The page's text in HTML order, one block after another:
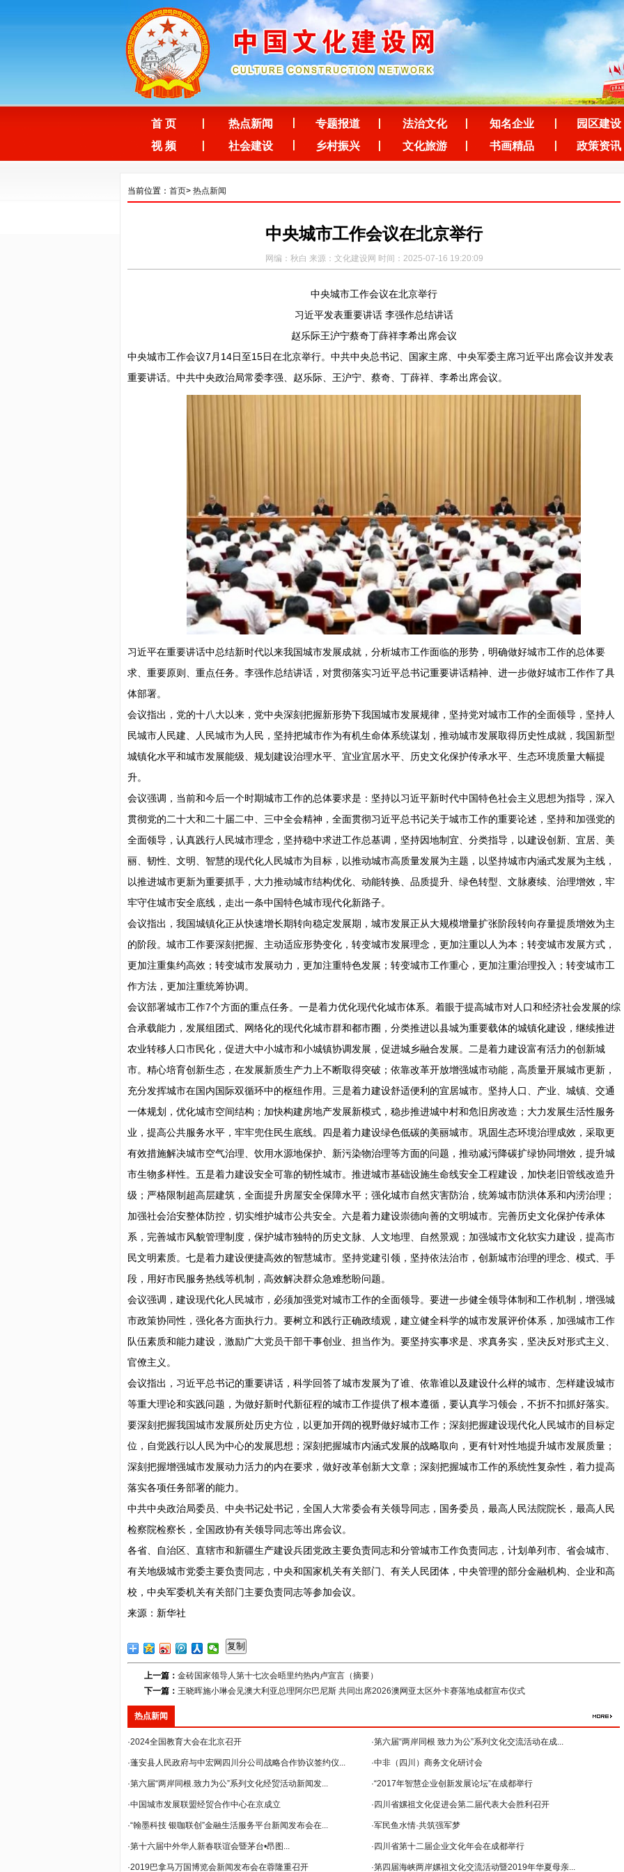
首 页 热点新闻 专题报道 法治文化 知名企业 园区建设
视 频
社会建设 乡村振兴 文化旅游 书画精品 政策资讯
当前位置： 首页> 热点新闻
中央城市工作会议在北京举行
网编：秋白 来源：文化建设网 时间：2025-07-16 19:20:09
中央城市工作会议在北京举行
习近平发表重要讲话 李强作总结讲话
赵乐际王沪宁蔡奇丁薛祥李希出席会议
中央城市工作会议7月14日至15日在北京举行。中共中央总书记、国家主席、中央军委主席习近平出席会议并发表
重要讲话。中共中央政治局常委李强、赵乐际、王沪宁、蔡奇、丁薛祥、李希出席会议。
习近平在重要讲话中总结新时代以来我国城市发展成就，分析城市工作面临的形势，明确做好城市工作的总体要
求、重要原则、重点任务。李强作总结讲话，对贯彻落实习近平总书记重要讲话精神、进一步做好城市工作作了具
体部署。
会议指出，党的十八大以来，党中央深刻把握新形势下我国城市发展规律，坚持党对城市工作的全面领导，坚持人
民城市人民建、人民城市为人民，坚持把城市作为有机生命体系统谋划，推动城市发展取得历史性成就，我国新型
城镇化水平和城市发展能级、规划建设治理水平、宜业宜居水平、历史文化保护传承水平、生态环境质量大幅提
升。
会议强调，当前和今后一个时期城市工作的总体要求是：坚持以习近平新时代中国特色社会主义思想为指导，深入
贯彻党的二十大和二十届二中、三中全会精神，全面贯彻习近平总书记关于城市工作的重要论述，坚持和加强党的
全面领导，认真践行人民城市理念，坚持稳中求进工作总基调，坚持因地制宜、分类指导，以建设创新、宜居、美
丽、韧性、文明、智慧的现代化人民城市为目标，以推动城市高质量发展为主题，以坚持城市内涵式发展为主线，
以推进城市更新为重要抓手，大力推动城市结构优化、动能转换、品质提升、绿色转型、文脉赓续、治理增效，牢
牢守住城市安全底线，走出一条中国特色城市现代化新路子。
会议指出，我国城镇化正从快速增长期转向稳定发展期，城市发展正从大规模增量扩张阶段转向存量提质增效为主
的阶段。城市工作要深刻把握、主动适应形势变化，转变城市发展理念，更加注重以人为本；转变城市发展方式，
更加注重集约高效；转变城市发展动力，更加注重特色发展；转变城市工作重心，更加注重治理投入；转变城市工
作方法，更加注重统筹协调。
会议部署城市工作7个方面的重点任务。一是着力优化现代化城市体系。着眼于提高城市对人口和经济社会发展的综
合承载能力，发展组团式、网络化的现代化城市群和都市圈，分类推进以县城为重要载体的城镇化建设，继续推进
农业转移人口市民化，促进大中小城市和小城镇协调发展，促进城乡融合发展。二是着力建设富有活力的创新城
市。精心培育创新生态，在发展新质生产力上不断取得突破；依靠改革开放增强城市动能，高质量开展城市更新，
充分发挥城市在国内国际双循环中的枢纽作用。三是着力建设舒适便利的宜居城市。坚持人口、产业、城镇、交通
一体规划，优化城市空间结构；加快构建房地产发展新模式，稳步推进城中村和危旧房改造；大力发展生活性服务
业，提高公共服务水平，牢牢兜住民生底线。四是着力建设绿色低碳的美丽城市。巩固生态环境治理成效，采取更
有效措施解决城市空气治理、饮用水源地保护、新污染物治理等方面的问题，推动减污降碳扩绿协同增效，提升城
市生物多样性。五是着力建设安全可靠的韧性城市。推进城市基础设施生命线安全工程建设，加快老旧管线改造升
级；严格限制超高层建筑，全面提升房屋安全保障水平；强化城市自然灾害防治，统筹城市防洪体系和内涝治理；
加强社会治安整体防控，切实维护城市公共安全。六是着力建设崇德向善的文明城市。完善历史文化保护传承体
系，完善城市风貌管理制度，保护城市独特的历史文脉、人文地理、自然景观；加强城市文化软实力建设，提高市
民文明素质。七是着力建设便捷高效的智慧城市。坚持党建引领，坚持依法治市，创新城市治理的理念、模式、手
段，用好市民服务热线等机制，高效解决群众急难愁盼问题。
会议强调，建设现代化人民城市，必须加强党对城市工作的全面领导。要进一步健全领导体制和工作机制，增强城
市政策协同性，强化各方面执行力。要树立和践行正确政绩观，建立健全科学的城市发展评价体系，加强城市工作
队伍素质和能力建设，激励广大党员干部干事创业、担当作为。要坚持实事求是、求真务实，坚决反对形式主义、
官僚主义。
会议指出，习近平总书记的重要讲话，科学回答了城市发展为了谁、依靠谁以及建设什么样的城市、怎样建设城市
等重大理论和实践问题，为做好新时代新征程的城市工作提供了根本遵循，要认真学习领会，不折不扣抓好落实。
要深刻把握我国城市发展所处历史方位，以更加开阔的视野做好城市工作；深刻把握建设现代化人民城市的目标定
位，自觉践行以人民为中心的发展思想；深刻把握城市内涵式发展的战略取向，更有针对性地提升城市发展质量；
深刻把握增强城市发展动力活力的内在要求，做好改革创新大文章；深刻把握城市工作的系统性复杂性，着力提高
落实各项任务部署的能力。
中共中央政治局委员、中央书记处书记，全国人大常委会有关领导同志，国务委员，最高人民法院院长，最高人民
检察院检察长，全国政协有关领导同志等出席会议。
各省、自治区、直辖市和新疆生产建设兵团党政主要负责同志和分管城市工作负责同志，计划单列市、省会城市、
有关地级城市党委主要负责同志，中央和国家机关有关部门、有关人民团体，中央管理的部分金融机构、企业和高
校，中央军委机关有关部门主要负责同志等参加会议。
来源：新华社
复制
上一篇： 金砖国家领导人第十七次会晤里约热内卢宣言（摘要）
下一篇： 王晓晖施小琳会见澳大利亚总理阿尔巴尼斯 共同出席2026澳网亚太区外卡赛落地成都宣布仪式
热点新闻
·2024全国教育大会在北京召开 ·第六届“两岸同根 致力为公”系列文化交流活动在成...
·蓬安县人民政府与中宏网四川分公司战略合作协议签约仪... ·中非（四川）商务文化研讨会
--暨2018年...
·第六届“两岸同根.致力为公”系列文化经贸活动新闻发... ·“2017年智慧企业创新发展论坛”在成都举行
·中国城市发展联盟经贸合作中心在京成立 ·四川省嫘祖文化促进会第二届代表大会胜利召开
·“翰墨科技 银咖联创”金融生活服务平台新闻发布会在... ·军民鱼水情·共筑强军梦
·第十六届中外华人新春联谊会暨茅台•昂图... ·四川省第十二届企业文化年会在成都举行
·2019巴拿马万国博览会新闻发布会在蓉隆重召开 ·第四届海峡两岸嫘祖文化交流活动暨2019年华夏母亲...